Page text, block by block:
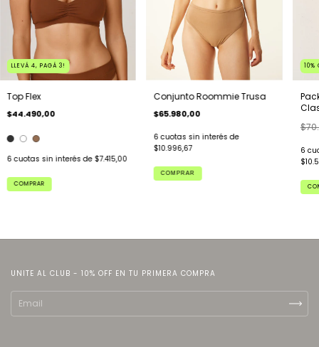
LLEVÁ 4, PAGÁ 3!
Top Flex
$44.490,00
6 cuotas sin interés de $7.415,00
COMPRAR
Conjunto Roommie Trusa
$65.980,00
6 cuotas sin interés de
$10.996,67
COMPRAR
10%
6
UNITE AL CLUB - 10% OFF EN TU PRIMERA COMPRA